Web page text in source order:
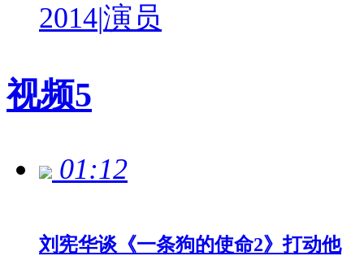
2014|演员
视频5
01:12
刘宪华谈《一条狗的使命2》打动他